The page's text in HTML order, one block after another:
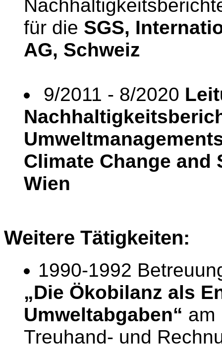
für die SGS,
AG, Schweiz
9/2011 - 8/2020
Climate Change
Wien
Weitere Tätigkeiten:
1990-1992
„Die Ökobilanz als
Umweltabgaben“ am
Treuhand- und